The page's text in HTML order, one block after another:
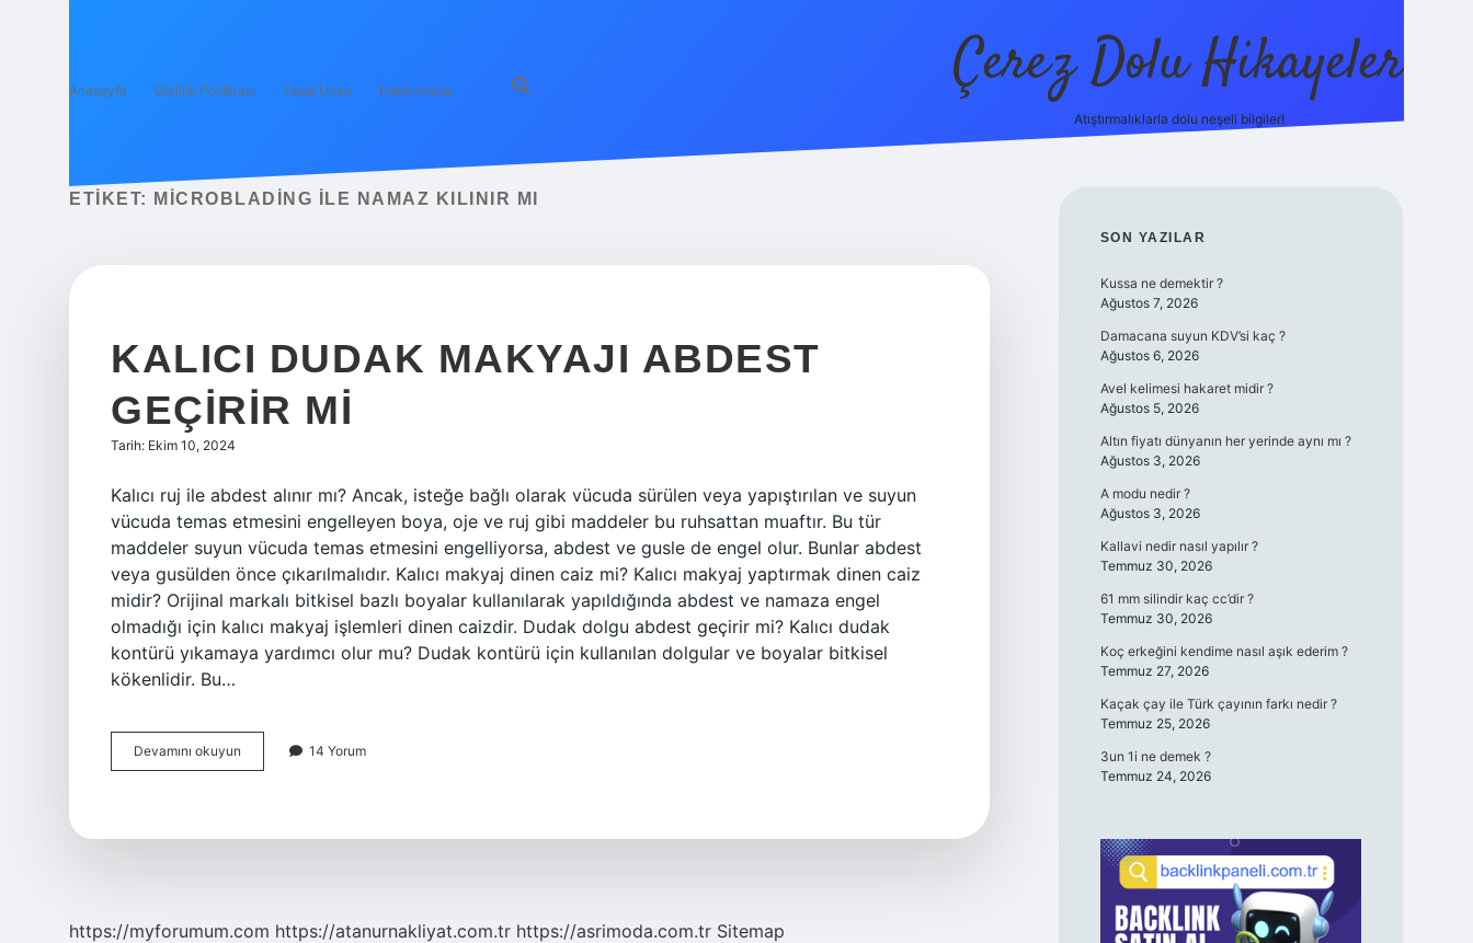
Anasayfa Gizlilik Politikası Yasal Uyarı Hakkımızda Çerez Dolu Hikayeler
Atıştırmalıklarla dolu neşeli bilgiler!
ETIKET: MICROBLADING ILE NAMAZ KILINIR MI
KALICI DUDAK MAKYAJI ABDEST
GEÇIRIR MI
Tarih: Ekim 10, 2024
Kalıcı ruj ile abdest alınır mı? Ancak, isteğe bağlı olarak vücuda sürülen veya yapıştırılan ve suyun
vücuda temas etmesini engelleyen boya, oje ve ruj gibi maddeler bu ruhsattan muaftır. Bu tür
maddeler suyun vücuda temas etmesini engelliyorsa, abdest ve gusle de engel olur. Bunlar abdest
veya gusülden önce çıkarılmalıdır. Kalıcı makyaj dinen caiz mi? Kalıcı makyaj yaptırmak dinen caiz
midir? Orijinal markalı bitkisel bazlı boyalar kullanılarak yapıldığında abdest ve namaza engel
olmadığı için kalıcı makyaj işlemleri dinen caizdir. Dudak dolgu abdest geçirir mi? Kalıcı dudak
kontürü yıkamaya yardımcı olur mu? Dudak kontürü için kullanılan dolgular ve boyalar bitkisel
kökenlidir. Bu…
Devamını okuyun
Dudak
14 Yorum
https://myforumum.com https://atanurnakliyat.com.tr https://asrimoda.com.tr Sitemap
SIDEBAR
SON YAZILAR
Kussa ne demektir ?
Ağustos 7, 2026
Damacana suyun KDV’si kaç ?
Ağustos 6, 2026
Avel kelimesi hakaret midir ?
Ağustos 5, 2026
Altın fiyatı dünyanın her yerinde aynı mı ?
Ağustos 3, 2026
A modu nedir ?
Ağustos 3, 2026
Kallavi nedir nasıl yapılır ?
Temmuz 30, 2026
61 mm silindir kaç cc’dir ?
Temmuz 30, 2026
Koç erkeğini kendime nasıl aşık ederim ?
Temmuz 27, 2026
Kaçak çay ile Türk çayının farkı nedir ?
Temmuz 25, 2026
3un 1i ne demek ?
Temmuz 24, 2026